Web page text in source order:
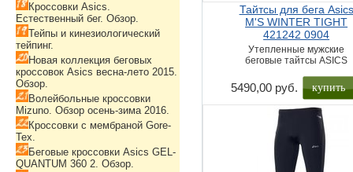
Тайтсы для бега Asics
M'S WINTER TIGHT
421242 0904
Утепленные мужские
беговые тайтсы ASICS
5490,00 руб. купить
Кроссовки Asics.
Естественный бег. Обзор.
Тейпы и кинезиологический
тейпинг.
Новая коллекция беговых
кроссовок Asics весна-лето 2015.
Обзор.
Волейбольные кроссовки
Mizuno. Обзор осень-зима 2016.
Кроссовки с мембраной Gore-
Tex.
Беговые кроссовки Asics GEL-
QUANTUM 360 2. Обзор.